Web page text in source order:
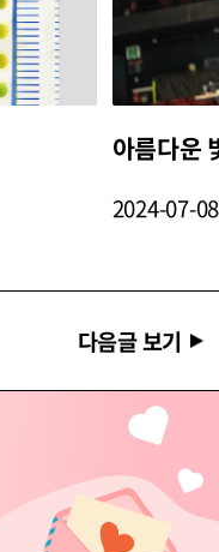
아름다운
2024-07-08
다음글 보기